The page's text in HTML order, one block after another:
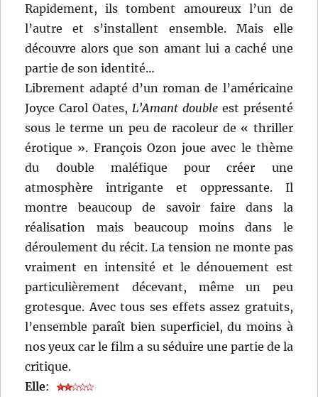
Rapidement, ils tombent amoureux l’un de
l’autre et s’installent ensemble. Mais elle
découvre alors que son amant lui a caché une
partie de son identité…
Librement adapté d’un roman de l’américaine
Joyce Carol Oates, L’Amant doubleest présenté
sous le terme un peu de racoleur de « thriller
érotique ». François Ozon joue avec le thème
du double maléfique pour créer une
atmosphère intrigante et oppressante. Il
montre beaucoup de savoir faire dans la
réalisation mais beaucoup moins dans le
déroulement du récit. La tension ne monte pas
vraiment en intensité et le dénouement est
particulièrement décevant, même un peu
grotesque. Avec tous ses effets assez gratuits,
l’ensemble paraît bien superficiel, du moins à
nos yeux car le film a su séduire une partie de la
critique.
Elle: